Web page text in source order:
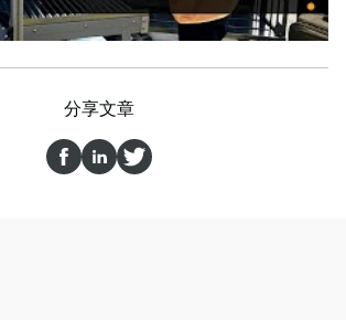
分享文章